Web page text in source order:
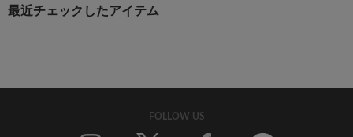
最近チェックしたアイテム
FOLLOW US